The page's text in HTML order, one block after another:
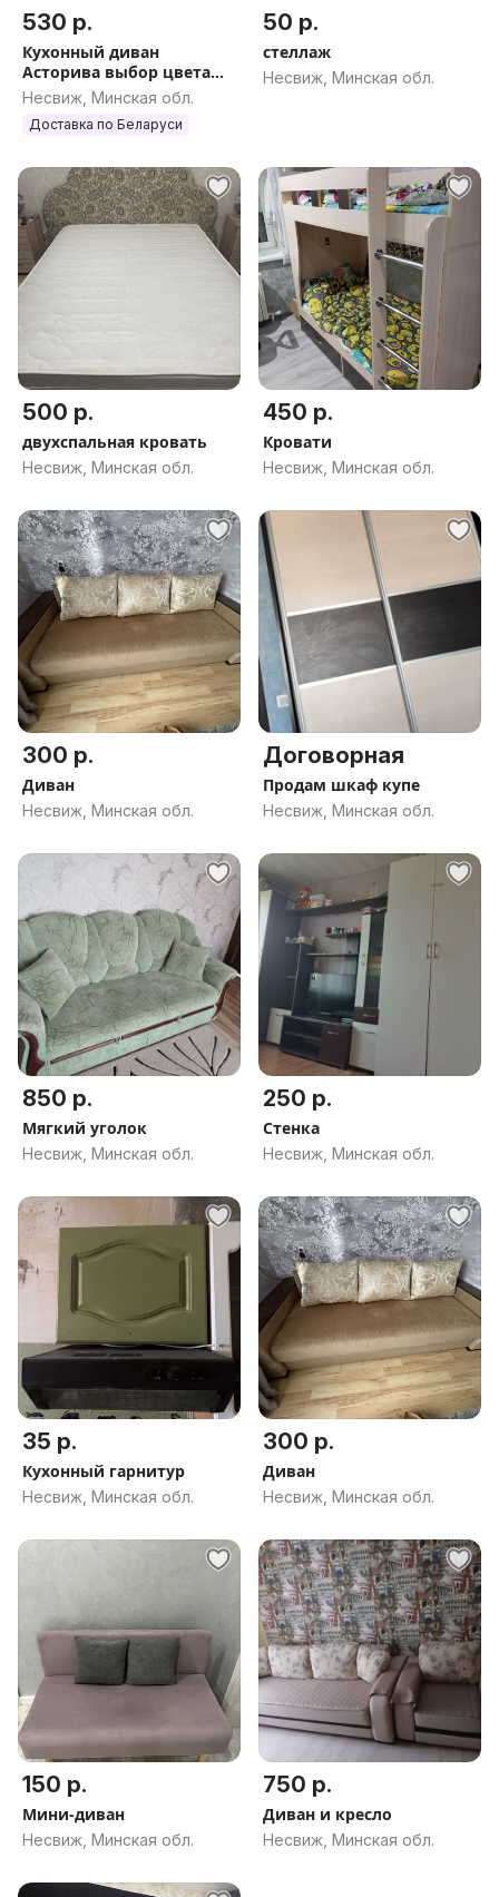
530 р.
Кухонный диван
Асторива выбор цвета
доставка РБ
Несвиж, Минская обл.
Доставка по Беларуси
50 р.
стеллаж
Несвиж, Минская обл.
500 р.
двухспальная кровать
Несвиж, Минская обл.
450 р.
Кровати
Несвиж, Минская обл.
300 р.
Диван
Несвиж, Минская обл.
Договорная
Продам шкаф купе
Несвиж, Минская обл.
850 р.
Мягкий уголок
Несвиж, Минская обл.
250 р.
Стенка
Несвиж, Минская обл.
35 р.
Кухонный гарнитур
Несвиж, Минская обл.
300 р.
Диван
Несвиж, Минская обл.
150 р.
Мини-диван
Несвиж, Минская обл.
750 р.
Диван и кресло
Несвиж, Минская обл.